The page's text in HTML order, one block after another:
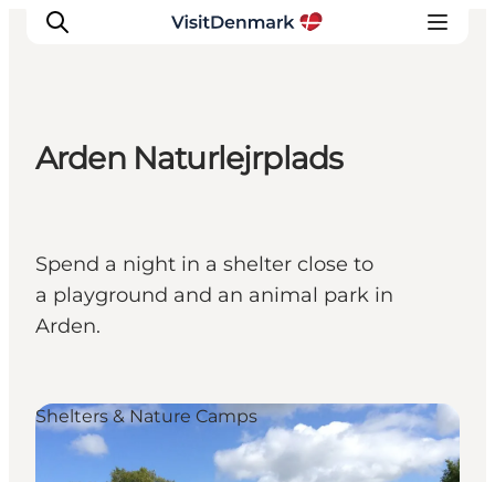
Quoi faire
Hébergements
Planifiez votre voyage
Arden Naturlejrplads
Spend a night in a shelter close to
a playground and an animal park in
Arden.
Shelters & Nature Camps